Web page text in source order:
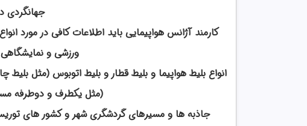
جهانگردی
کارمند آژانس هواپیمایی باید اطلاعات کافی در مورد
ورزشی و
انواع بلیط هواپیما و بلیط قطار و بلیط اتوبوس (مثل بلیط
(مثل یکطرف و دوطرفه
جاذبه ها و مسیرهای گردشگری شهر و کشور های